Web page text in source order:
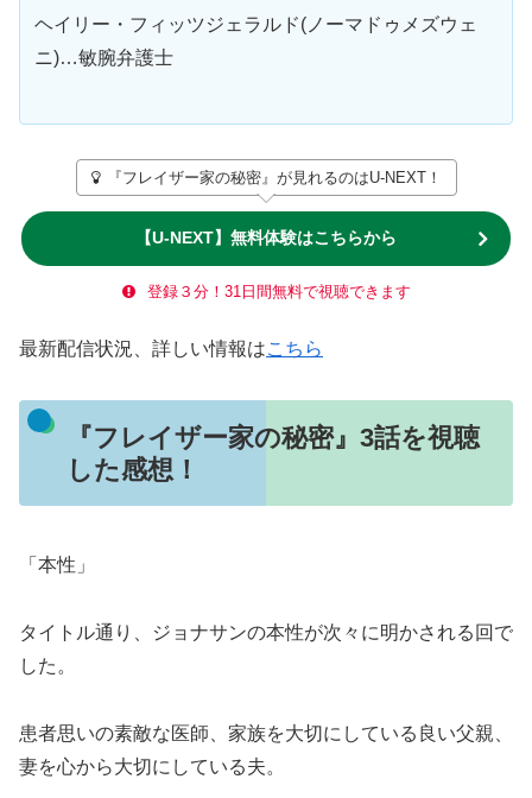
ヘイリー・フィッツジェラルド(ノーマドゥメズウェ
ニ)…敏腕弁護士
『フレイザー家の秘密』が見れるのはU-NEXT！
【U-NEXT】無料体験はこちらから
登録３分！31日間無料で視聴できます
最新配信状況、詳しい情報はこちら
『フレイザー家の秘密』3話を視聴
した感想！
「本性」
タイトル通り、ジョナサンの本性が次々に明かされる回で
した。
患者思いの素敵な医師、家族を大切にしている良い父親、
妻を心から大切にしている夫。